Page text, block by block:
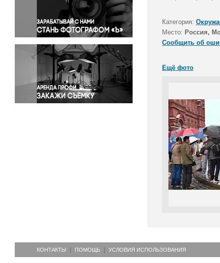
Правосудие
Происшествия и конфликты
Религия
Светская жизнь
Спорт
Экология
Экономика и бизнес
Категория:
Место: Россия,
Сообщить об
Ещё фото
КОНТАКТЫ ПОМОЩЬ УСЛОВИЯ ИСПОЛЬЗОВАНИЯ